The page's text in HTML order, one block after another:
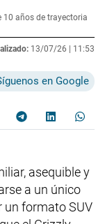
10 años de trayectoria
13/07/26 | 11:53
en Google
asequible y
a un único
un formato SUV